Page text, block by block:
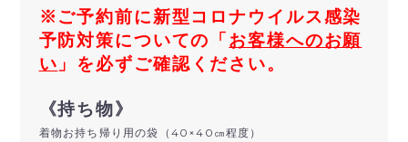
※ご予約前に新型コロナウイルス感染
予防対策についての「お客様へのお願
い 」を必ずご確認ください。
《持ち物》
着物お持ち帰り用の袋（40×40㎝程度）